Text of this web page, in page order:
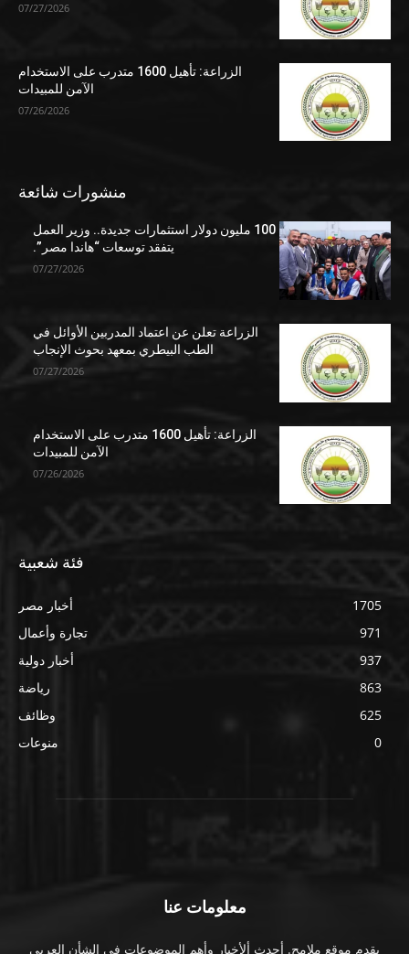
07/27/2026
الزراعة: تأهيل 1600 متدرب على الاستخدام
الآمن للمبيدات
07/26/2026
منشورات شائعة
100 مليون دولار استثمارات جديدة.. وزير العمل
يتفقد توسعات “هاندا مصر”.
07/27/2026
الزراعة تعلن عن اعتماد المدربين الأوائل في
الطب البيطري بمعهد بحوث الإنجاب
07/27/2026
الزراعة: تأهيل 1600 متدرب على الاستخدام
الآمن للمبيدات
07/26/2026
فئة شعبية
أخبار مصر
1705
تجارة وأعمال
971
أخبار دولية
937
رياضة
863
وظائف
625
منوعات
0
معلومات عنا
يقدم موقع ملامح. أحدث ألأخبار وأهم الموضوعات فى الشأن العربى